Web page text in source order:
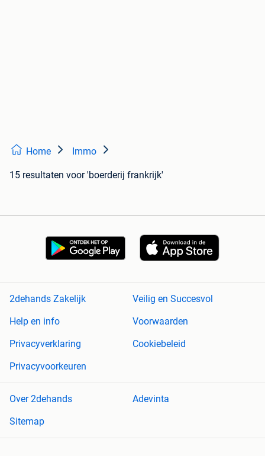
Home Immo
15 resultaten voor 'boerderij frankrijk'
2dehands Zakelijk
Veilig en Succesvol
Help en info
Voorwaarden
Privacyverklaring
Cookiebeleid
Privacyvoorkeuren
Over 2dehands
Adevinta
Sitemap